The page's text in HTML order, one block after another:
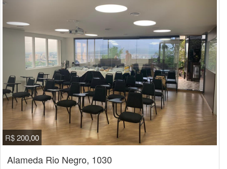
R$ 200,00
Alameda Rio Negro, 1030